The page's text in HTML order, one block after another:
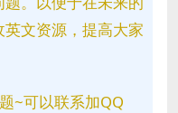
文资源，提高大家
~可以联系加QQ